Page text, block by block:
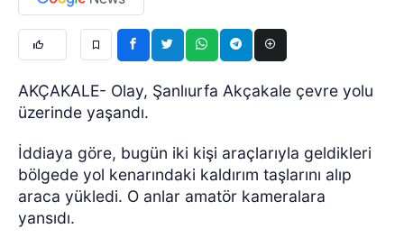
AKÇAKALE- Olay, Şanlıurfa Akçakale çevre yolu
üzerinde yaşandı.
İddiaya göre, bugün iki kişi araçlarıyla geldikleri
bölgede yol kenarındaki kaldırım taşlarını alıp
araca yükledi. O anlar amatör kameralara
yansıdı.